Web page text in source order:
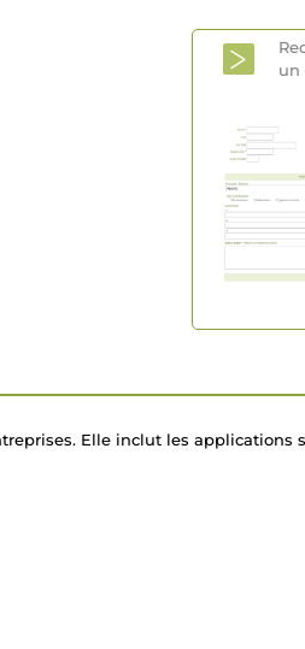
un
Elle inclut les applications